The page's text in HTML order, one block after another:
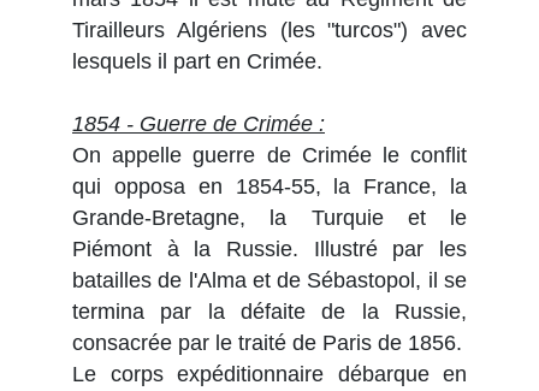
Tirailleurs Algériens (les "turcos") avec
lesquels il part en Crimée.
1854 - Guerre de Crimée :
On appelle guerre de Crimée le conflit
qui opposa en 1854-55, la France, la
Grande-Bretagne, la Turquie et le
Piémont à la Russie. Illustré par les
batailles de l'Alma et de Sébastopol, il se
termina par la défaite de la Russie,
consacrée par le traité de Paris de 1856.
Le corps expéditionnaire débarque en